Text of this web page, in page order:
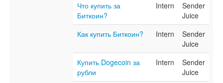
Что купить за
Биткоин?
Intern
Sender
Juice
Как купить Биткоин?
Intern
Sender
Juice
Купить Dogecoin за
рубли
Intern
Sender
Juice